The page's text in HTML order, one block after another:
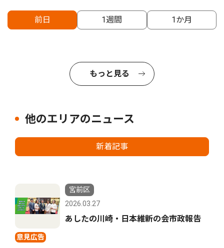
前日 1週間 1か月
もっと見る
他のエリアのニュース
新着記事
意見広告
宮前区
2026.03.27
あしたの川崎・日本維新の会市政報告